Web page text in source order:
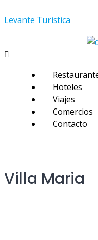
to
Levante Turistica
Menú
Hoteles
Viajes
Comercios
Contacto
Villa Maria